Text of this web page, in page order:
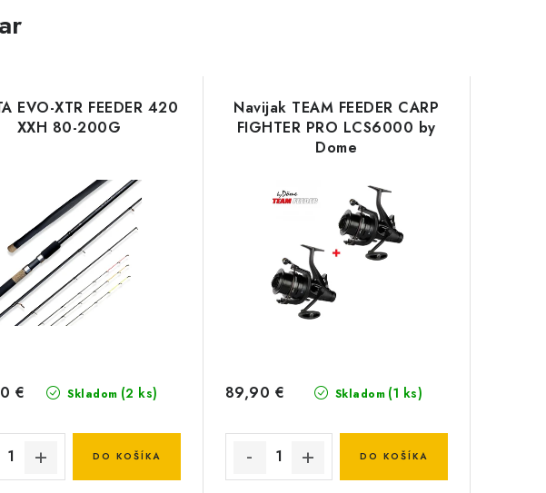
EVO-XTR FEEDER 420
XXH 80-200G
Skladom (2 ks)
€
DO KOŠÍKA
Navijak TEAM FEEDER CARP
FIGHTER PRO LCS6000 by
Dome
Skladom (1 ks)
89,90 €
DO KOŠÍKA